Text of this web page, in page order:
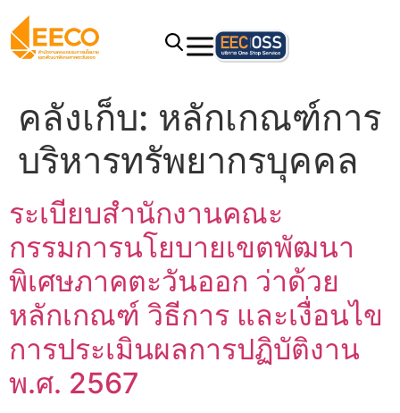
คลังเก็บ: หลักเกณฑ์การ
บริหารทรัพยากรบุคคล
ระเบียบสำนักงานคณะ
กรรมการนโยบายเขตพัฒนา
พิเศษภาคตะวันออก ว่าด้วย
หลักเกณฑ์ วิธีการ และเงื่อนไข
การประเมินผลการปฏิบัติงาน
พ.ศ. 2567